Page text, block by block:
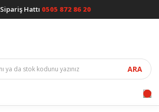
Sipariş Hattı 0505 872 86 20
ARA